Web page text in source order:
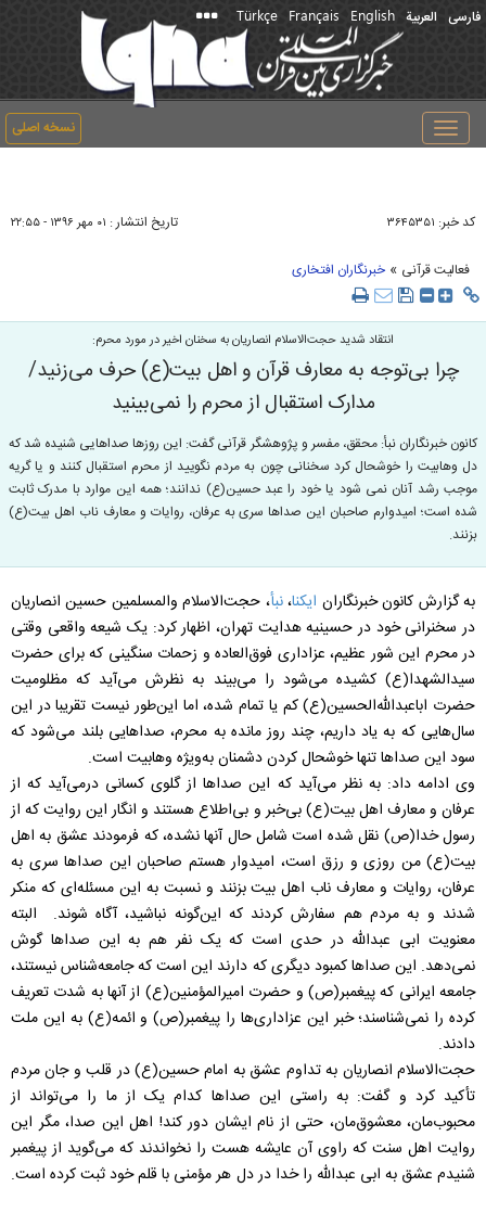
فارسی العربیة English
Français
Türkçe
نسخه اصلی
Toggle
navigation
کد خبر: ۳۶۴۵۳۵۱ تاریخ انتشار : ۰۱ مهر ۱۳۹۶ - ۲۲:۵۵
فعالیت قرآنی » خبرنگاران افتخاری
انتقاد شدید حجت‌الاسلام انصاریان به سخنان اخیر در مورد محرم:
چرا بی‌توجه به معارف قرآن و اهل بیت(ع) حرف می‌زنید/
مدارک استقبال از محرم را نمی‌بینید
کانون خبرنگاران نبأ: محقق، مفسر و پژوهشگر قرآنی گفت: این روزها صداهایی شنیده شد که
دل وهابیت را خوشحال کرد سخنانی چون به مردم نگویید از محرم استقبال کنند و یا گریه
موجب رشد آنان نمی شود یا خود را عبد حسین(ع) ندانند؛ همه این موارد با مدرک ثابت
شده است؛ امیدوارم صاحبان این صداها سری به عرفان، روایات و معارف ناب اهل بیت(ع)
بزنند.
به گزارش کانون خبرنگاران ایکنا،نبأ، حجت‌الاسلام والمسلمین حسین انصاریان
در سخنرانی خود در حسینیه هدایت تهران، اظهار کرد: یک شیعه واقعی وقتی
در محرم این شور عظیم، عزاداری فوق‌العاده و زحمات سنگینی که برای حضرت
سیدالشهدا(ع) کشیده می‌شود را می‌بیند به نظرش می‌آید که مظلومیت
حضرت ابا‌عبدالله‌الحسین(ع) کم یا تمام شده، اما این‌طور نیست تقریبا در این
سال‌هایی که به یاد داریم، چند روز مانده به محرم، صداهایی بلند می‌شود که
سود این صداها تنها خوشحال کردن دشمنان به‌‌ویژه وهابیت است.
وی ادامه داد: به نظر می‌آید که این صداها از گلوی کسانی درمی‌آید که از
عرفان و معارف اهل بیت(ع) بی‌خبر و بی‌اطلاع هستند و انگار این روایت که از
رسول خدا(ص) نقل شده است شامل حال آنها نشده، که فرمودند عشق به اهل
بیت(ع) من روزی و رزق است، امیدوار هستم صاحبان این صداها سری به
عرفان، روایات و معارف ناب اهل بیت بزنند و نسبت به این مسئله‌ای که منکر
شدند و به مردم هم سفارش کردند که این‌گونه نباشید، آگاه شوند. البته
معنویت ابی عبدالله در حدی است که یک نفر هم به این صداها گوش
نمی‌دهد. این صداها کمبود دیگری که دارند این است که جامعه‌شناس نیستند،
جامعه ایرانی که پیغمبر(ص) و حضرت امیرالمؤمنین(ع) از آنها به شدت تعریف
کرده را نمی‌شناسند؛ خبر این عزاداری‌ها را پیغمبر(ص) و ائمه(ع) به این ملت
دادند.
حجت‌الاسلام انصاریان به تداوم عشق به امام حسین(ع) در قلب و جان مردم
تأکید کرد و گفت: به راستی این صداها کدام یک از ما را می‌تواند از
محبوب‌مان، معشوق‌مان، حتی از نام ایشان دور کند! اهل این صدا، مگر این
روایت اهل سنت که راوی آن عایشه هست را نخواندند که می‌گوید از پیغمبر
شنیدم عشق به ابی عبدالله را خدا در دل هر مؤمنی با قلم خود ثبت کرده است.